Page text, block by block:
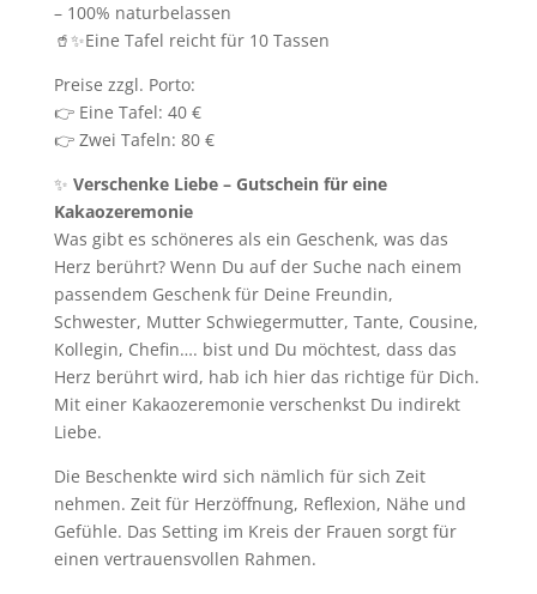
– 100% naturbelassen
🥤✨Eine Tafel reicht für 10 Tassen
Preise zzgl. Porto:
👉 Eine Tafel: 40 €
👉 Zwei Tafeln: 80 €
✨ Verschenke Liebe – Gutschein für eine
Kakaozeremonie
Was gibt es schöneres als ein Geschenk, was das
Herz berührt? Wenn Du auf der Suche nach einem
passendem Geschenk für Deine Freundin,
Schwester, Mutter Schwiegermutter, Tante, Cousine,
Kollegin, Chefin…. bist und Du möchtest, dass das
Herz berührt wird, hab ich hier das richtige für Dich.
Mit einer Kakaozeremonie verschenkst Du indirekt
Liebe.
Die Beschenkte wird sich nämlich für sich Zeit
nehmen. Zeit für Herzöffnung, Reflexion, Nähe und
Gefühle. Das Setting im Kreis der Frauen sorgt für
einen vertrauensvollen Rahmen.